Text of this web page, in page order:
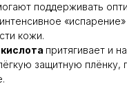
поддерживать
кожи.
притягивает и
защитную